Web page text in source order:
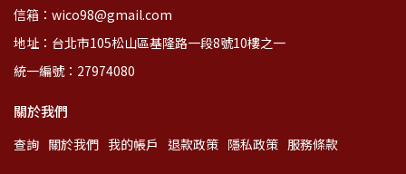
信箱：wico98@gmail.com
地址：台北市105松山區基隆路一段8號10樓之一
統一編號：27974080
關於我們
查詢 關於我們 我的帳戶 退款政策 隱私政策 服務條款